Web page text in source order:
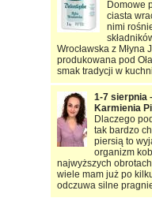
Domowe
ciasta
nimi
Wrocławska z Młyna
produkowana pod
smak tradycji w
1-7 sierpnia
Karmienia
Dlaczego
tak bardzo
piersią to
organizm
najwyższych
wiele mam już po
odczuwa silne